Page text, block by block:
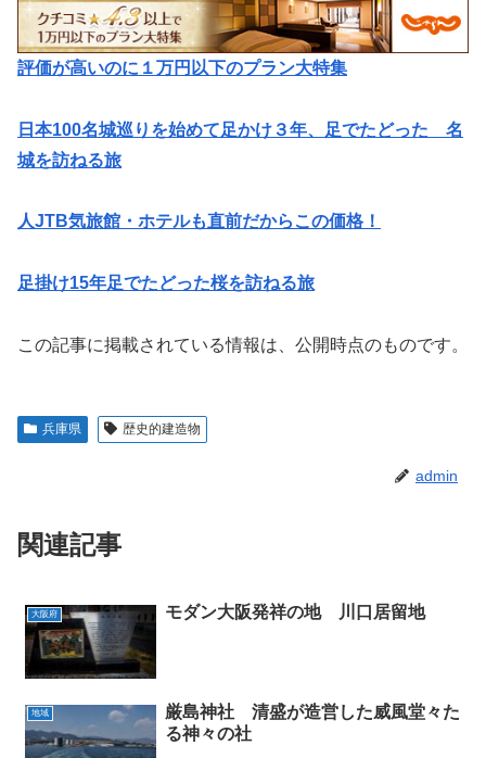
評価が高いのに１万円以下のプラン大特集
日本100名城巡りを始めて足かけ３年、足でたどった 名
城を訪ねる旅
人JTB気旅館・ホテルも直前だからこの価格！
足掛け15年足でたどった桜を訪ねる旅
この記事に掲載されている情報は、公開時点のものです。
兵庫県 歴史的建造物
admin
関連記事
大阪府 モダン大阪発祥の地 川口居留地
地域
厳島神社 清盛が造営した威風堂々た
る神々の社